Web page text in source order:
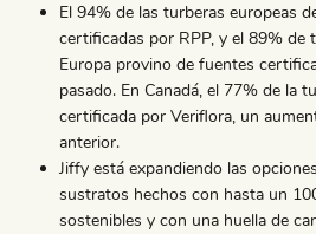
El 94% de las turberas europeas
certificadas por RPP, y el 89% de
Europa provino de fuentes
pasado. En Canadá, el 77% de la
certificada por Veriflora, un
anterior.
Jiffy está expandiendo las
sustratos hechos con hasta un
sostenibles y con una huella de